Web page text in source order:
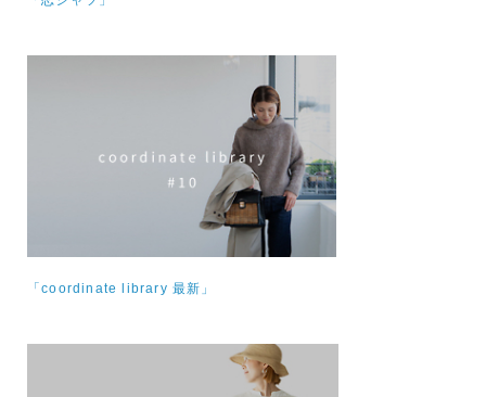
「coordinate library 最新」